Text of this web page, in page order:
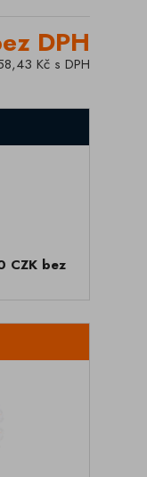
DPH
Kč s DPH
CZK bez